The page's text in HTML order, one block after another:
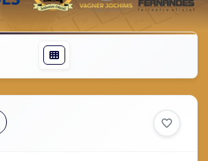
favorite_border